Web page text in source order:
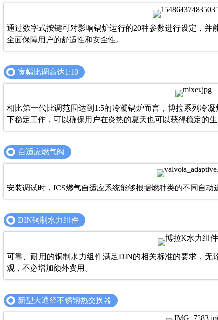
通过数字式按键可对影响锅炉运行的20种参数进行设定，并
全面保障用户的舒适性和安全性。
宽幅比调高达1:10
相比第一代比调范围达到1:5的冷凝锅炉而言，博拉系列冷
下稳定工作，可以确保用户在炎热的夏天也可以获得稳定的
自适应燃气阀
安装调试时，ICS燃气自适应系统能够根据燃种类的不同自
DIN铜制水力组件
可靠、耐用的铜制水力组件满足DIN的相关标准的要求，无
观，不必增加额外费用。
新型大通径不锈钢热交换器